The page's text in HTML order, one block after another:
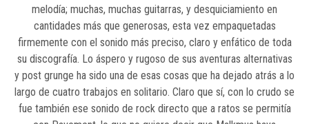
melodía; muchas, muchas guitarras, y desquiciamiento en
cantidades más que generosas, esta vez empaquetadas
firmemente con el sonido más preciso, claro y enfático de toda
su discografía. Lo áspero y rugoso de sus aventuras alternativas
y post grunge ha sido una de esas cosas que ha dejado atrás a lo
largo de cuatro trabajos en solitario. Claro que sí, con lo crudo se
fue también ese sonido de rock directo que a ratos se permitía